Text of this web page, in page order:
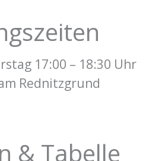
17:00 – 18:30 Uhr
Rednitzgrund
& Tabelle